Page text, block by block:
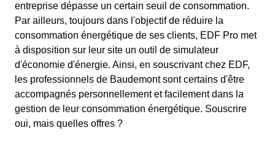
entreprise dépasse un certain seuil de consommation.
Par ailleurs, toujours dans l'objectif de réduire la
consommation énergétique de ses clients, EDF Pro met
à disposition sur leur site un outil de simulateur
d'économie d'énergie. Ainsi, en souscrivant chez EDF,
les professionnels de Baudemont sont certains d'être
accompagnés personnellement et facilement dans la
gestion de leur consommation énergétique. Souscrire
oui, mais quelles offres ?